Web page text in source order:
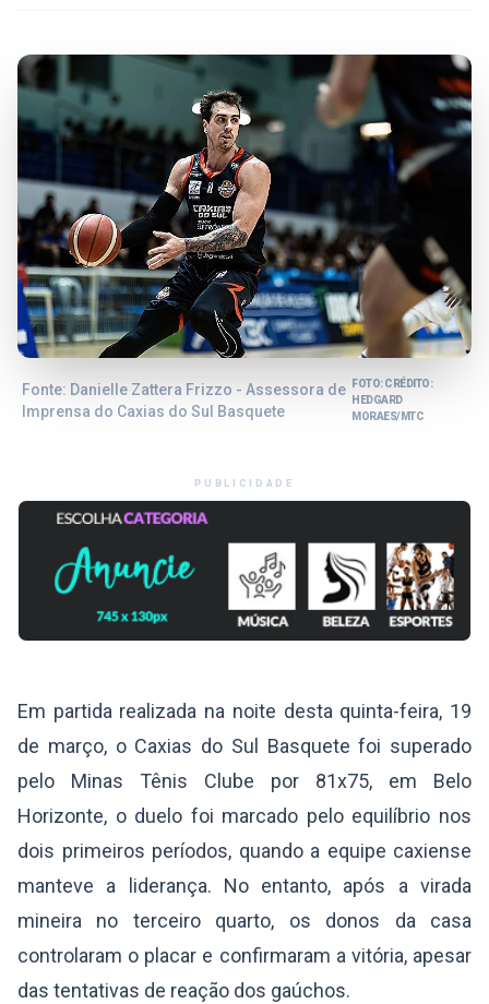
Fonte: Danielle Zattera Frizzo - Assessora de
Imprensa do Caxias do Sul Basquete
FOTO: CRÉDITO:
HEDGARD
MORAES/MTC
PUBLICIDADE
Em partida realizada na noite desta quinta-feira, 19
de março, o Caxias do Sul Basquete foi superado
pelo Minas Tênis Clube por 81x75, em Belo
Horizonte, o duelo foi marcado pelo equilíbrio nos
dois primeiros períodos, quando a equipe caxiense
manteve a liderança. No entanto, após a virada
mineira no terceiro quarto, os donos da casa
controlaram o placar e confirmaram a vitória, apesar
das tentativas de reação dos gaúchos.